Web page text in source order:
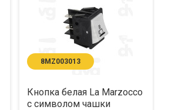
8MZ003013
Кнопка белая La Marzocco
с символом чашки